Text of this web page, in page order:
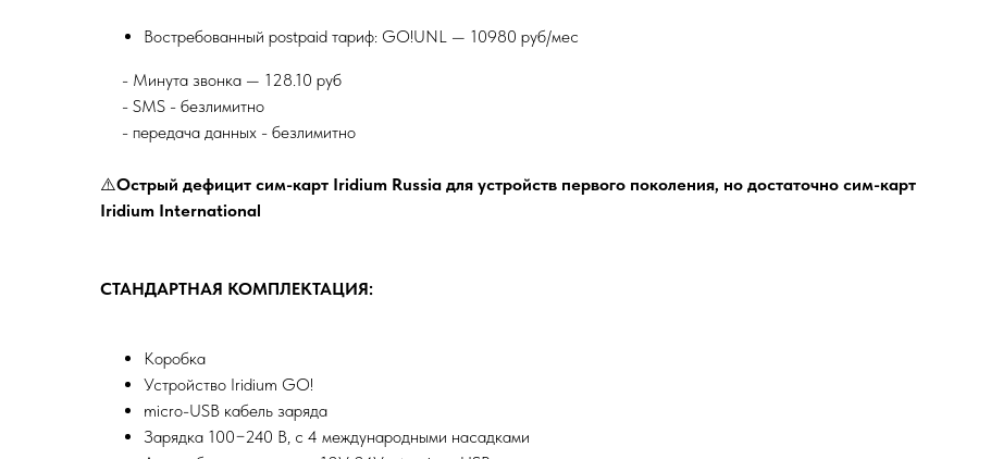
Востребованный postpaid тариф: GO!UNL — 10980 руб/мес
- Минута звонка — 128.10 руб
- SMS - безлимитно
- передача данных - безлимитно
⚠️Острый дефицит сим-карт Iridium Russia для устройств первого поколения, но достаточно сим-карт
Iridium International
СТАНДАРТНАЯ КОМПЛЕКТАЦИЯ:
Коробка
Устройство Iridium GO!
micro-USB кабель заряда
Зарядка 100−240 В, с 4 международными насадками